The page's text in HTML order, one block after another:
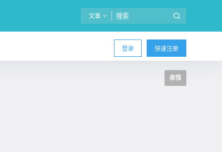
文章
登录 快速注册
表情